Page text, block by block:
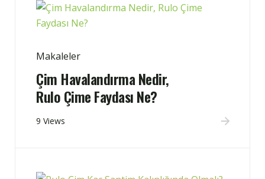
Makaleler
Çim Havalandırma Nedir,
Rulo Çime Faydası Ne?
9 Views